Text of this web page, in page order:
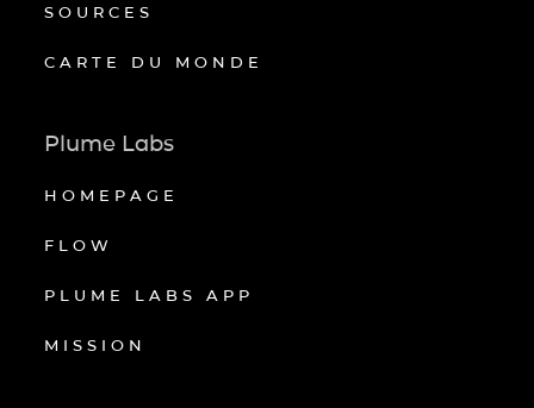
SOURCES
CARTE DU MONDE
Plume Labs
HOMEPAGE
FLOW
PLUME LABS APP
MISSION